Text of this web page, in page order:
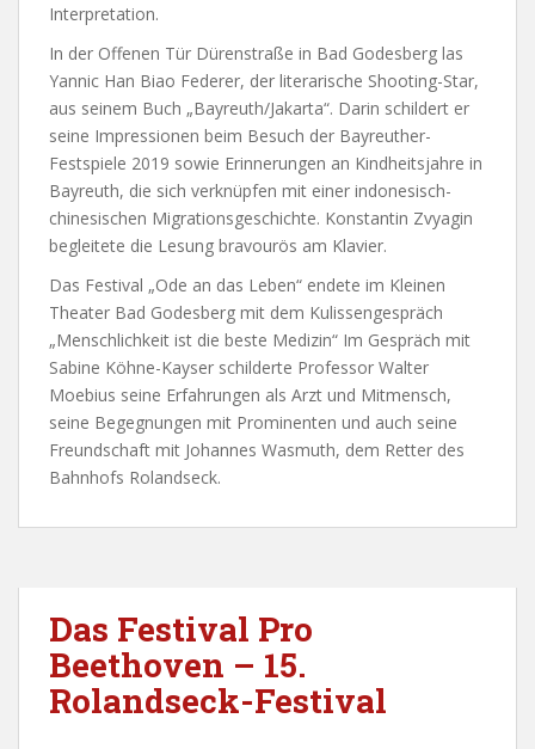
Interpretation.
In der Offenen Tür Dürenstraße in Bad Godesberg las
Yannic Han Biao Federer, der literarische Shooting-Star,
aus seinem Buch „Bayreuth/Jakarta“. Darin schildert er
seine Impressionen beim Besuch der Bayreuther-
Festspiele 2019 sowie Erinnerungen an Kindheitsjahre in
Bayreuth, die sich verknüpfen mit einer indonesisch-
chinesischen Migrationsgeschichte. Konstantin Zvyagin
begleitete die Lesung bravourös am Klavier.
Das Festival „Ode an das Leben“ endete im Kleinen
Theater Bad Godesberg mit dem Kulissengespräch
„Menschlichkeit ist die beste Medizin“ Im Gespräch mit
Sabine Köhne-Kayser schilderte Professor Walter
Moebius seine Erfahrungen als Arzt und Mitmensch,
seine Begegnungen mit Prominenten und auch seine
Freundschaft mit Johannes Wasmuth, dem Retter des
Bahnhofs Rolandseck.
Das Festival Pro
Beethoven – 15.
Rolandseck-Festival